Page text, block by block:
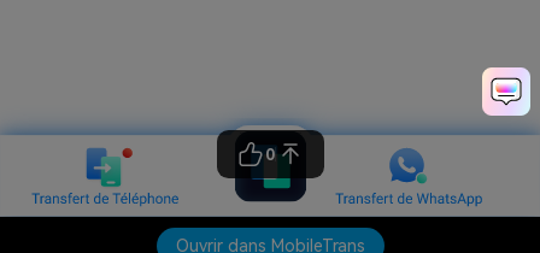
Ouvrir dans MobileTrans
0